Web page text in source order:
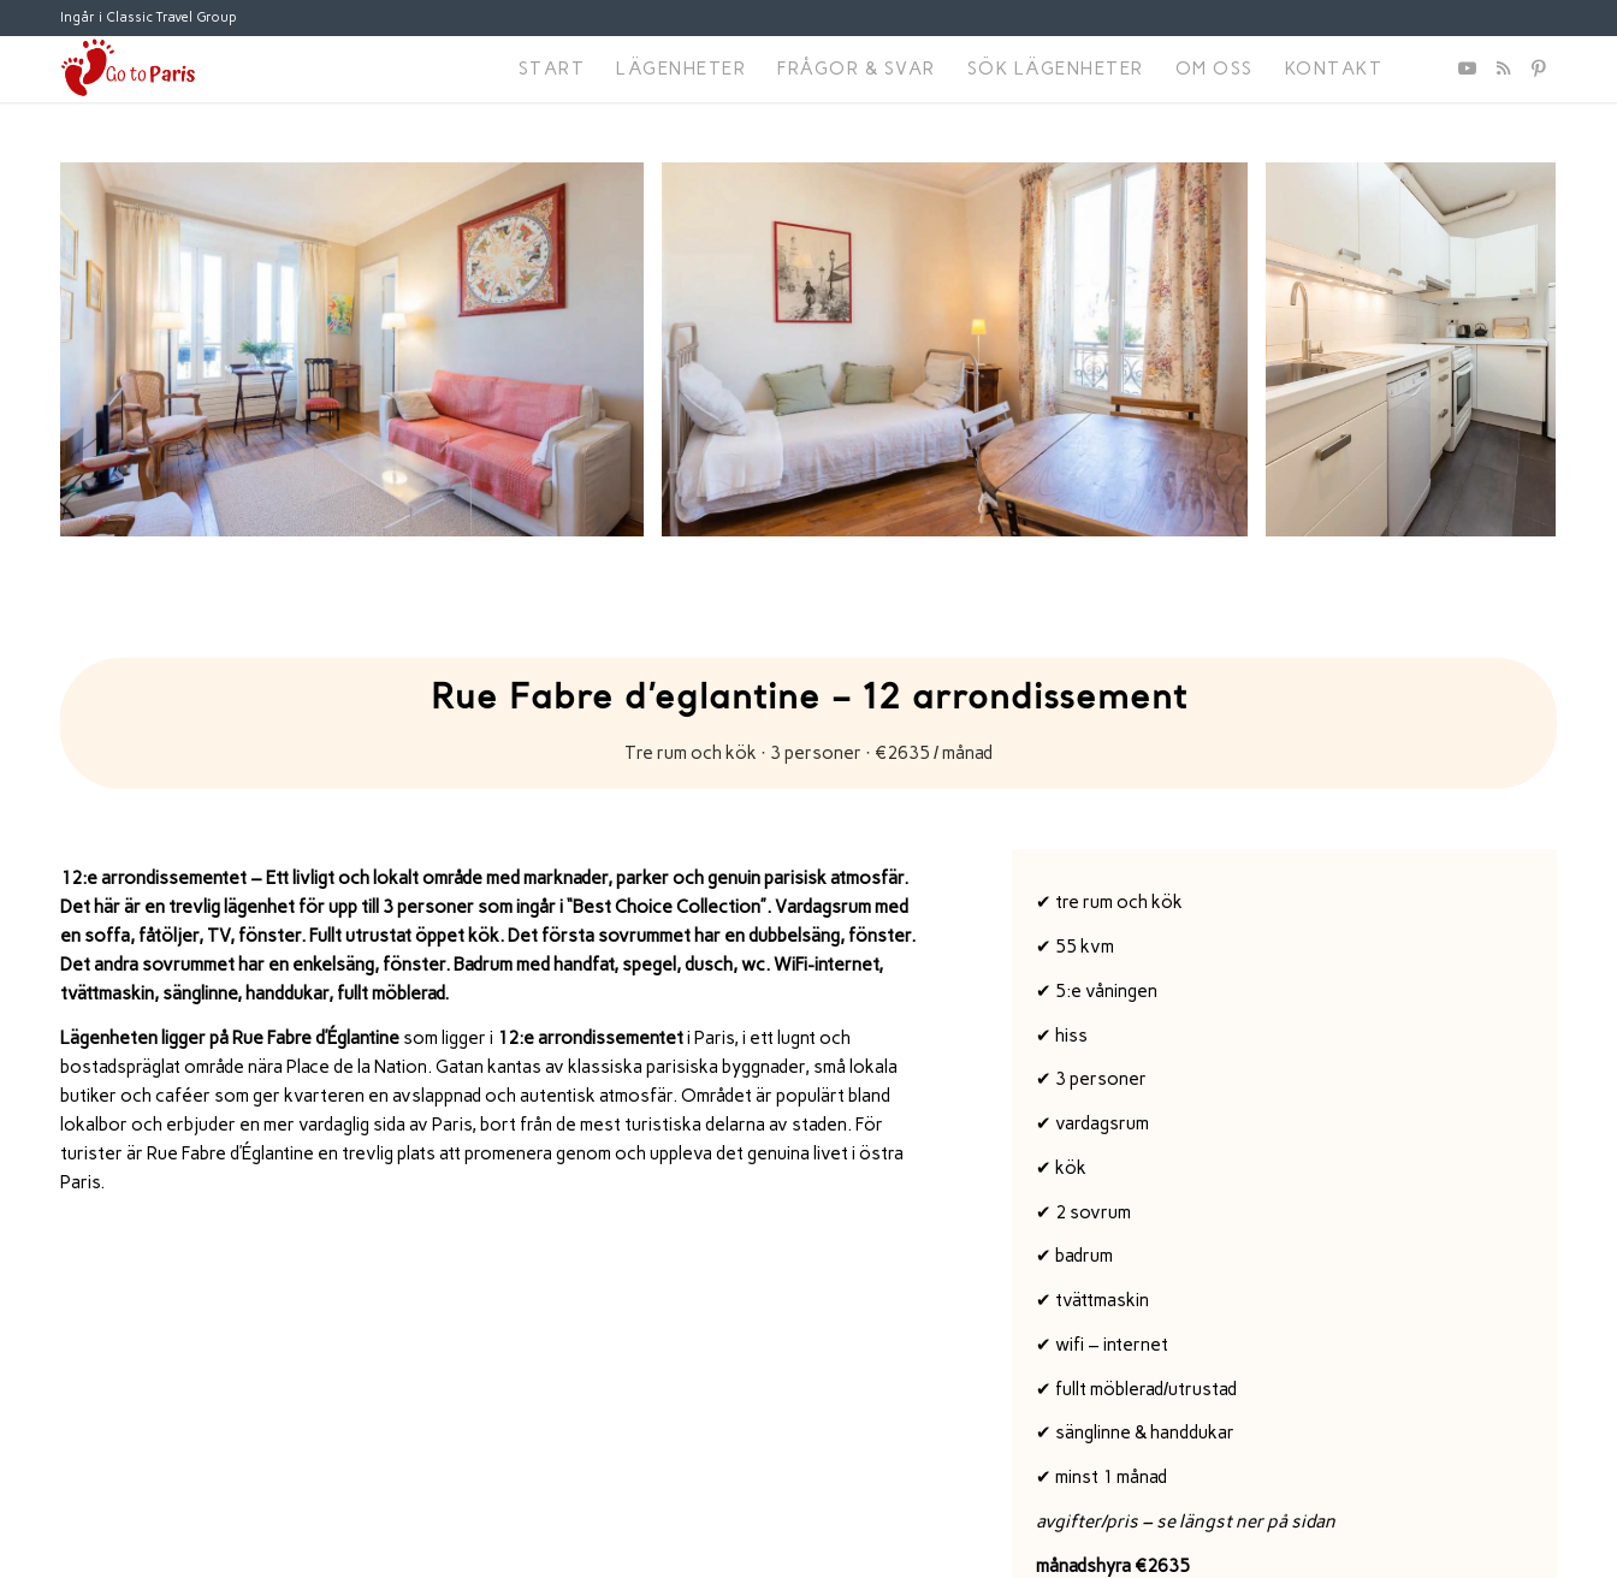
Ingår i Classic Travel Group
START LÄGENHETER FRÅGOR & SVAR SÖK LÄGENHETER OM OSS KONTAKT
Rue Fabre d’eglantine – 12 arrondissement
Tre rum och kök · 3 personer · €2635 / månad
12:e arrondissementet – Ett livligt och lokalt område med marknader, parker och genuin parisisk atmosfär.
Det här är en trevlig lägenhet för upp till 3 personer som ingår i “Best Choice Collection”. Vardagsrum med
en soffa, fåtöljer, TV, fönster. Fullt utrustat öppet kök. Det första sovrummet har en dubbelsäng, fönster.
Det andra sovrummet har en enkelsäng, fönster. Badrum med handfat, spegel, dusch, wc. WiFi-internet,
tvättmaskin, sänglinne, handdukar, fullt möblerad.
Lägenheten ligger på Rue Fabre d’Églantine som ligger i 12:e arrondissementeti Paris, i ett lugnt och
bostadspräglat område nära Place de la Nation. Gatan kantas av klassiska parisiska byggnader, små lokala
butiker och caféer som ger kvarteren en avslappnad och autentisk atmosfär. Området är populärt bland
lokalbor och erbjuder en mer vardaglig sida av Paris, bort från de mest turistiska delarna av staden. För
turister är Rue Fabre d’Églantine en trevlig plats att promenera genom och uppleva det genuina livet i östra
Paris.
✔ tre rum och kök
✔ 55 kvm
✔ 5:e våningen
✔ hiss
✔ 3 personer
✔ vardagsrum
✔ kök
✔ 2 sovrum
✔ badrum
✔ tvättmaskin
✔ wifi – internet
✔ fullt möblerad/utrustad
✔ sänglinne & handdukar
✔ minst 1 månad
avgifter/pris – se längst ner på sidan
månadshyra €2635